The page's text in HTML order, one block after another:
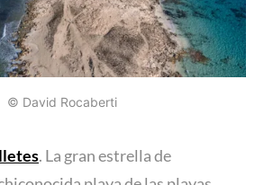
© David Rocaberti
. La gran estrella de